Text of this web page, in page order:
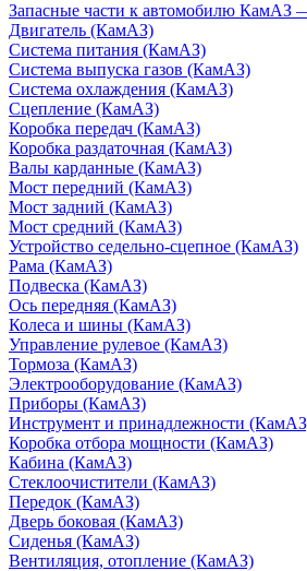
Запасные части к автомобилю КамАЗ
Двигатель (КамАЗ)
Система питания (КамАЗ)
Система выпуска газов (КамАЗ)
Система охлаждения (КамАЗ)
Сцепление (КамАЗ)
Коробка передач (КамАЗ)
Коробка раздаточная (КамАЗ)
Валы карданные (КамАЗ)
Мост передний (КамАЗ)
Мост задний (КамАЗ)
Мост средний (КамАЗ)
Устройство седельно-сцепное (КамАЗ)
Рама (КамАЗ)
Подвеска (КамАЗ)
Ось передняя (КамАЗ)
Колеса и шины (КамАЗ)
Управление рулевое (КамАЗ)
Тормоза (КамАЗ)
Электрооборудование (КамАЗ)
Приборы (КамАЗ)
Инструмент и принадлежности
Коробка отбора мощности (КамАЗ)
Кабина (КамАЗ)
Стеклоочистители (КамАЗ)
Передок (КамАЗ)
Дверь боковая (КамАЗ)
Сиденья (КамАЗ)
Вентиляция, отопление (КамАЗ)